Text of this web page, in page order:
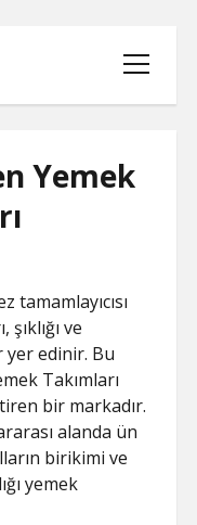
menüyü
aç
KURULUR
BEDAVA
Yemek
tamamlayıcısı
ve
yer edinir. Bu
Takımları
bir markadır.
alanda ün
birikimi ve
yemek